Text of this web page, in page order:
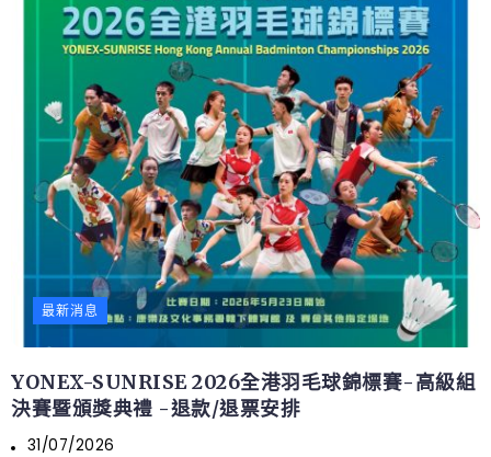
最新消息
YONEX-SUNRISE 2026全港羽毛球錦標賽-高級組
決賽暨頒獎典禮 -退款/退票安排
31/07/2026